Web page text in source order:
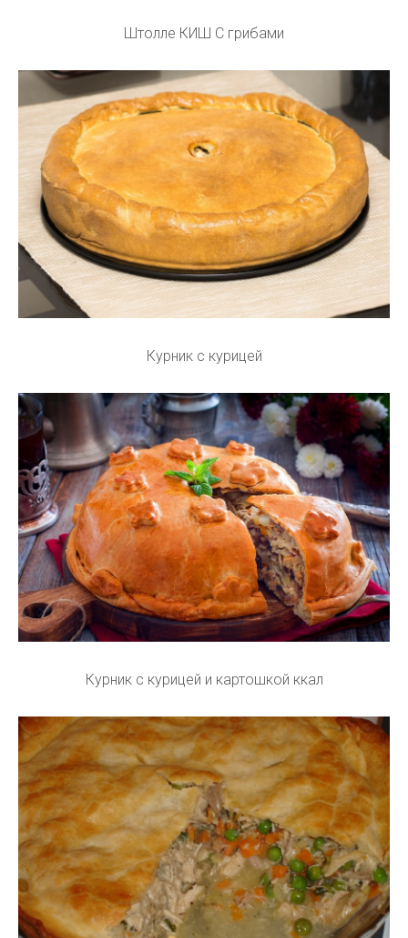
Штолле КИШ С грибами
Курник с курицей
Курник с курицей и картошкой ккал